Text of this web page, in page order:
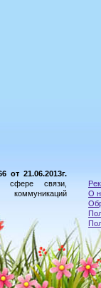
от 21.06.2013г.
сфере связи,
О